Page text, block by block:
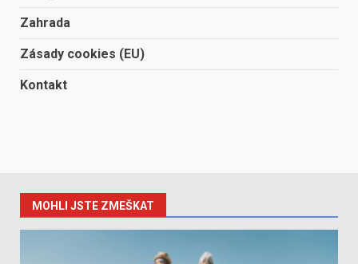
Zahrada
Zásady cookies (EU)
Kontakt
MOHLI JSTE ZMEŠKAT